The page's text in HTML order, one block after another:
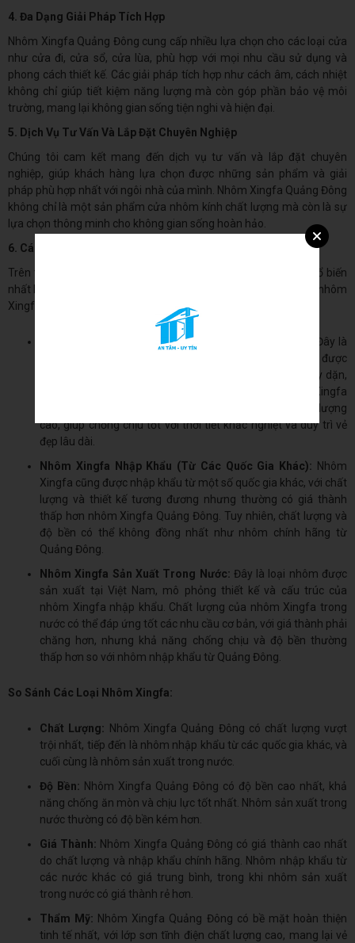
4. Đa Dạng Giải Pháp Tích Hợp
Nhôm Xingfa Quảng Đông cung cấp nhiều lựa chọn cho các loại cửa
như cửa đi, cửa sổ, cửa lùa, phù hợp với mọi nhu cầu sử dụng và
phong cách thiết kế. Các giải pháp tích hợp như cách âm, cách nhiệt
không chỉ giúp tiết kiệm năng lượng mà còn góp phần bảo vệ môi
trường, mang lại không gian sống tiện nghi và hiện đại.
5. Dịch Vụ Tư Vấn Và Lắp Đặt Chuyên Nghiệp
Chúng tôi cam kết mang đến dịch vụ tư vấn và lắp đặt chuyên
nghiệp, giúp khách hàng lựa chọn được những sản phẩm và giải
pháp phù hợp nhất với ngôi nhà của mình. Nhôm Xingfa Quảng Đông
không chỉ là một sản phẩm cửa nhôm kính chất lượng mà còn là sự
lựa chọn thông minh cho không gian sống hoàn hảo.
6. Các Loại Nhôm Xingfa Hiện Có Trên Thị Trường Việt Nam
Trên thị trường Việt Nam hiện nay, có ba loại nhôm Xingfa phổ biến
nhất là nhôm Xingfa Quảng Đông, nhôm Xingfa nhập khẩu và nhôm
Xingfa trong nước. Dưới đây là so sánh các loại này:
Nhôm Xingfa Quảng Đông (Nhập Khẩu Chính Hãng):
Đây là
loại nhôm có nguồn gốc từ Quảng Đông, Trung Quốc, được
đánh giá cao về chất lượng với thiết kế thanh nhôm dày dặn,
khả năng chống ăn mòn và độ bền vượt trội. Nhôm Xingfa
Quảng Đông có bề mặt mịn màng, sơn tĩnh điện chất lượng
cao, giúp chống chịu tốt với thời tiết khắc nghiệt và duy trì vẻ
đẹp lâu dài.
Nhôm Xingfa Nhập Khẩu (Từ Các Quốc Gia Khác): Nhôm
Xingfa cũng được nhập khẩu từ một số quốc gia khác, với chất
lượng và thiết kế tương đương nhưng thường có giá thành
thấp hơn nhôm Xingfa Quảng Đông. Tuy nhiên, chất lượng và
độ bền có thể không đồng nhất như nhôm chính hãng từ
Quảng Đông.
Nhôm Xingfa Sản Xuất Trong Nước: Đây là loại nhôm được
sản xuất tại Việt Nam, mô phỏng thiết kế và cấu trúc của
nhôm Xingfa nhập khẩu. Chất lượng của nhôm Xingfa trong
nước có thể đáp ứng tốt các nhu cầu cơ bản, với giá thành phải
chăng hơn, nhưng khả năng chống chịu và độ bền thường
thấp hơn so với nhôm nhập khẩu từ Quảng Đông.
So Sánh Các Loại Nhôm Xingfa:
Chất Lượng: Nhôm Xingfa Quảng Đông có chất lượng vượt
trội nhất, tiếp đến là nhôm nhập khẩu từ các quốc gia khác, và
cuối cùng là nhôm sản xuất trong nước.
Độ Bền: Nhôm Xingfa Quảng Đông có độ bền cao nhất, khả
năng chống ăn mòn và chịu lực tốt nhất. Nhôm sản xuất trong
nước thường có độ bền kém hơn.
Giá Thành: Nhôm Xingfa Quảng Đông có giá thành cao nhất
do chất lượng và nhập khẩu chính hãng. Nhôm nhập khẩu từ
các nước khác có giá trung bình, trong khi nhôm sản xuất
trong nước có giá thành rẻ hơn.
Thẩm Mỹ: Nhôm Xingfa Quảng Đông có bề mặt hoàn thiện
tinh tế nhất, với lớp sơn tĩnh điện chất lượng cao, mang lại vẻ